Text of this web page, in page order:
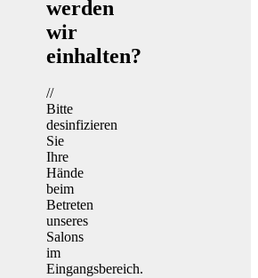
werden
wir
einhalten?
//
Bitte
desinfizieren
Sie
Ihre
Hände
beim
Betreten
unseres
Salons
im
Eingangsbereich.